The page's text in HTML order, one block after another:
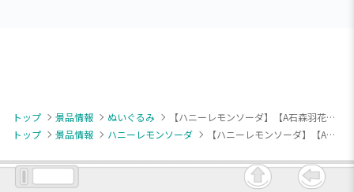
トップ 景品情報 ぬいぐるみ
【ハニーレモンソーダ】【A石森羽花】ハニーレモンソーダ コレぬい！
トップ
景品情報 ハニーレモンソーダ 【ハニーレモンソーダ】【A石森羽花】ハニーレモンソーダ コレぬい！